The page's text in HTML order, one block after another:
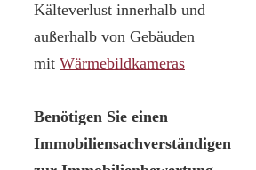
Kälteverlust innerhalb und
außerhalb von Gebäuden
mit Wärmebildkameras
Benötigen Sie einen
Immobiliensachverständigen